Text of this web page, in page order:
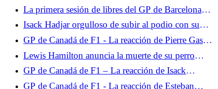
Powertrains sería el más potente
La primera sesión de libres del GP de Barcelona
estará monopolizada por pilotos jóvenes.
Isack Hadjar orgulloso de subir al podio con su
ídolo, Lewis Hamilton
GP de Canadá de F1 - La reacción de Pierre Gasly
tras la clasificación: "Algo anda mal"
Lewis Hamilton anuncia la muerte de su perro
Roscoe.
GP de Canadá de F1 – La reacción de Isack
Hadjar, furioso tras la clasificación: “Hice una
GP de Canadá de F1 - La reacción de Esteban